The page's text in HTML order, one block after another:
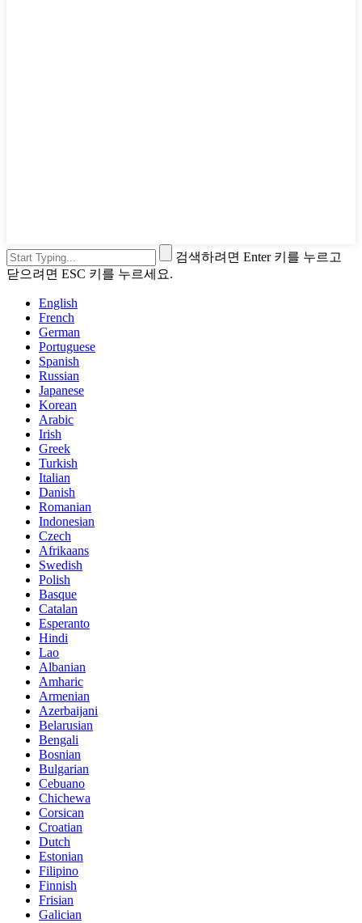
검색하려면 Enter 키를 누르고
닫으려면 ESC 키를 누르세요.
English
French
German
Portuguese
Spanish
Russian
Japanese
Korean
Arabic
Irish
Greek
Turkish
Italian
Danish
Romanian
Indonesian
Czech
Afrikaans
Swedish
Polish
Basque
Catalan
Esperanto
Hindi
Lao
Albanian
Amharic
Armenian
Azerbaijani
Belarusian
Bengali
Bosnian
Bulgarian
Cebuano
Chichewa
Corsican
Croatian
Dutch
Estonian
Filipino
Finnish
Frisian
Galician